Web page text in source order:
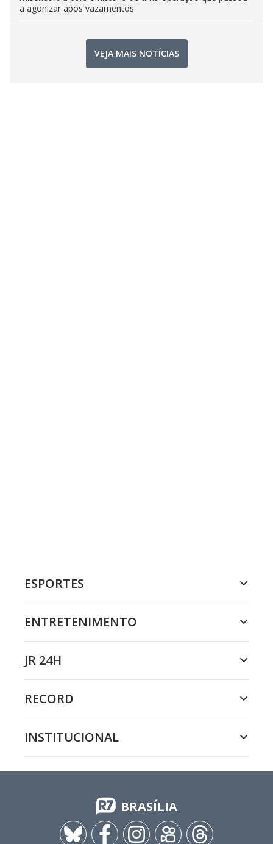
a agonizar após vazamentos
VEJA MAIS NOTÍCIAS
ESPORTES
ENTRETENIMENTO
JR 24H
RECORD
INSTITUCIONAL
BRASÍLIA